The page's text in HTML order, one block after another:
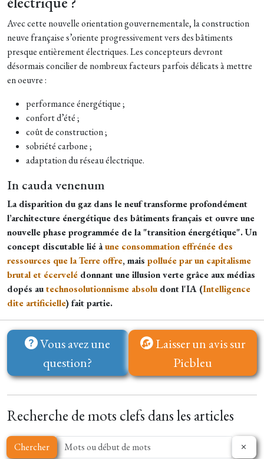
Avec cette nouvelle orientation gouvernementale, la construction
neuve française s’oriente progressivement vers des bâtiments
presque entièrement électriques. Les concepteurs devront
désormais concilier de nombreux facteurs parfois délicats à mettre
en oeuvre :
performance énergétique ;
confort d’été ;
coût de construction ;
sobriété carbone ;
adaptation du réseau électrique.
In cauda venenum
La disparition du gaz dans le neuf transforme profondément
l’architecture énergétique des bâtiments français et ouvre une
nouvelle phase programmée de la "transition énergétique". Un
concept discutable lié àune consommation effrénée des
ressources que la Terre offre, mais polluée par un capitalisme
brutal et écervelé donnant une illusion verte grâce aux médias
dopés autechnosolutionnisme absolu dont l'IA (Intelligence
dite artificielle) fait partie.
Vous avez une
question?
Laisser un avis sur
Picbleu
Recherche de mots clefs dans les articles
Chercher